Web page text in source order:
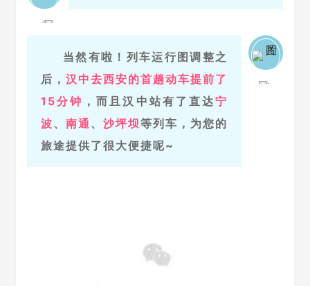
当然有啦！列车运行图调整之
后， 汉中去西安的首趟动车提前了
15分钟 ，而且汉中站有了直达宁
波、 南通、 沙坪坝等列车，为您的
旅途提供了很大便捷呢~